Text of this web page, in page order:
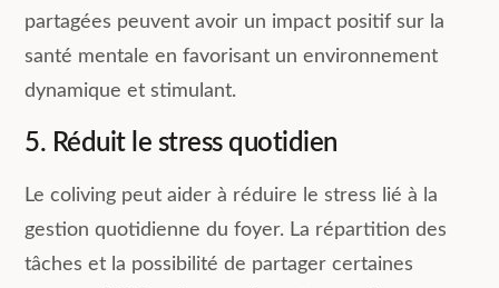
partagées peuvent avoir un impact positif sur la
santé mentale en favorisant un environnement
dynamique et stimulant.
5. Réduit le stress quotidien
Le coliving peut aider à réduire le stress lié à la
gestion quotidienne du foyer. La répartition des
tâches et la possibilité de partager certaines